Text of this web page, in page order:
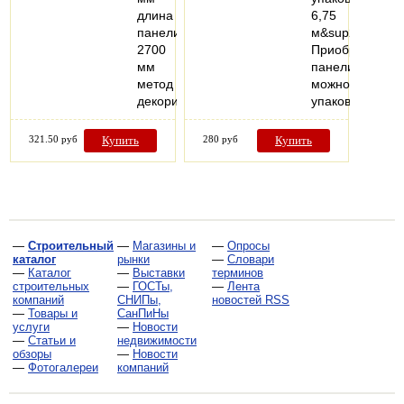
длина
панели:
2700
мм
метод
декорирования…
321.50 руб Купить
6,75
м&sup2;)
Приобрести
панели
можно
упаковками…
280 руб Купить
— Строительный
каталог
— Каталог
строительных
компаний
— Товары и
услуги
— Статьи и
обзоры
— Фотогалереи
— Магазины и
рынки
— Выставки
— ГОСТы,
СНИПы,
СанПиНы
— Новости
недвижимости
— Новости
компаний
— Опросы
— Словари
терминов
— Лента
новостей RSS